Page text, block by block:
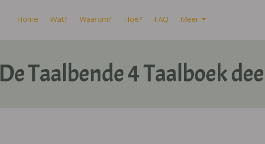
Home Wat? Waarom? Hoe? FAQ Meer
De Taalbende 4 Taalboek